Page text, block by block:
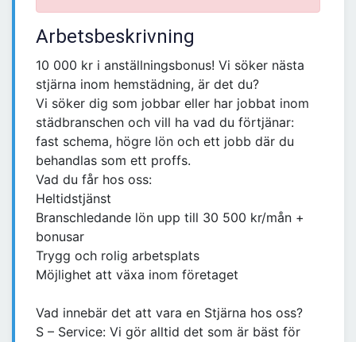
Arbetsbeskrivning
10 000 kr i anställningsbonus! Vi söker nästa
stjärna inom hemstädning, är det du?
Vi söker dig som jobbar eller har jobbat inom
städbranschen och vill ha vad du förtjänar:
fast schema, högre lön och ett jobb där du
behandlas som ett proffs.
Vad du får hos oss:
Heltidstjänst
Branschledande lön upp till 30 500 kr/mån +
bonusar
Trygg och rolig arbetsplats
Möjlighet att växa inom företaget
Vad innebär det att vara en Stjärna hos oss?
S – Service: Vi gör alltid det som är bäst för